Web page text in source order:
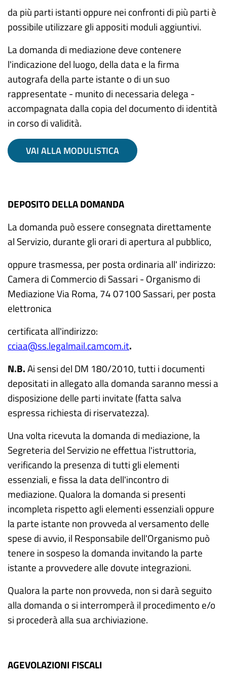
da più parti istanti oppure nei confronti di più parti è
possibile utilizzare gli appositi moduli aggiuntivi.
La domanda di mediazione deve contenere
l'indicazione del luogo, della data e la firma
autografa della parte istante o di un suo
rappresentate - munito di necessaria delega -
accompagnata dalla copia del documento di identità
in corso di validità.
VAI ALLA MODULISTICA
DEPOSITO DELLA DOMANDA
La domanda può essere consegnata direttamente
al Servizio, durante gli orari di apertura al pubblico,
oppure trasmessa, per posta ordinaria all' indirizzo:
Camera di Commercio di Sassari - Organismo di
Mediazione Via Roma, 74 07100 Sassari, per posta
elettronica
certificata all'indirizzo:
cciaa@ss.legalmail.camcom.it.
N.B.Ai sensi del DM 180/2010, tutti i documenti
depositati in allegato alla domanda saranno messi a
disposizione delle parti invitate (fatta salva
espressa richiesta di riservatezza).
Una volta ricevuta la domanda di mediazione, la
Segreteria del Servizio ne effettua l'istruttoria,
verificando la presenza di tutti gli elementi
essenziali, e fissa la data dell'incontro di
mediazione. Qualora la domanda si presenti
incompleta rispetto agli elementi essenziali oppure
la parte istante non provveda al versamento delle
spese di avvio, il Responsabile dell'Organismo può
tenere in sospeso la domanda invitando la parte
istante a provvedere alle dovute integrazioni.
Qualora la parte non provveda, non si darà seguito
alla domanda o si interromperà il procedimento e/o
si procederà alla sua archiviazione.
AGEVOLAZIONI FISCALI